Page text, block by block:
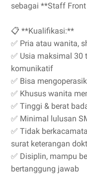
sebagai **Staff
📋 **Kualifikasi:**
✅ Pria atau wanita,
✅ Usia maksimal 30
komunikatif
✅ Bisa
✅ Khusus wanita
✅ Tinggi & berat
✅ Minimal lulusan
✅ Tidak
surat keterangan
✅ Disiplin, mampu
bertanggung jawab